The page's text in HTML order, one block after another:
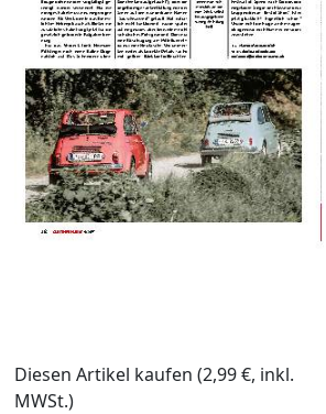
Diesen Artikel kaufen (2,99 €, inkl.
MWSt.)